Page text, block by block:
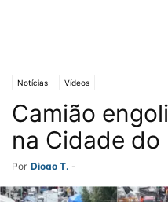
Notícias Vídeos
Camião
na Cidade do
Por Diogo T. -